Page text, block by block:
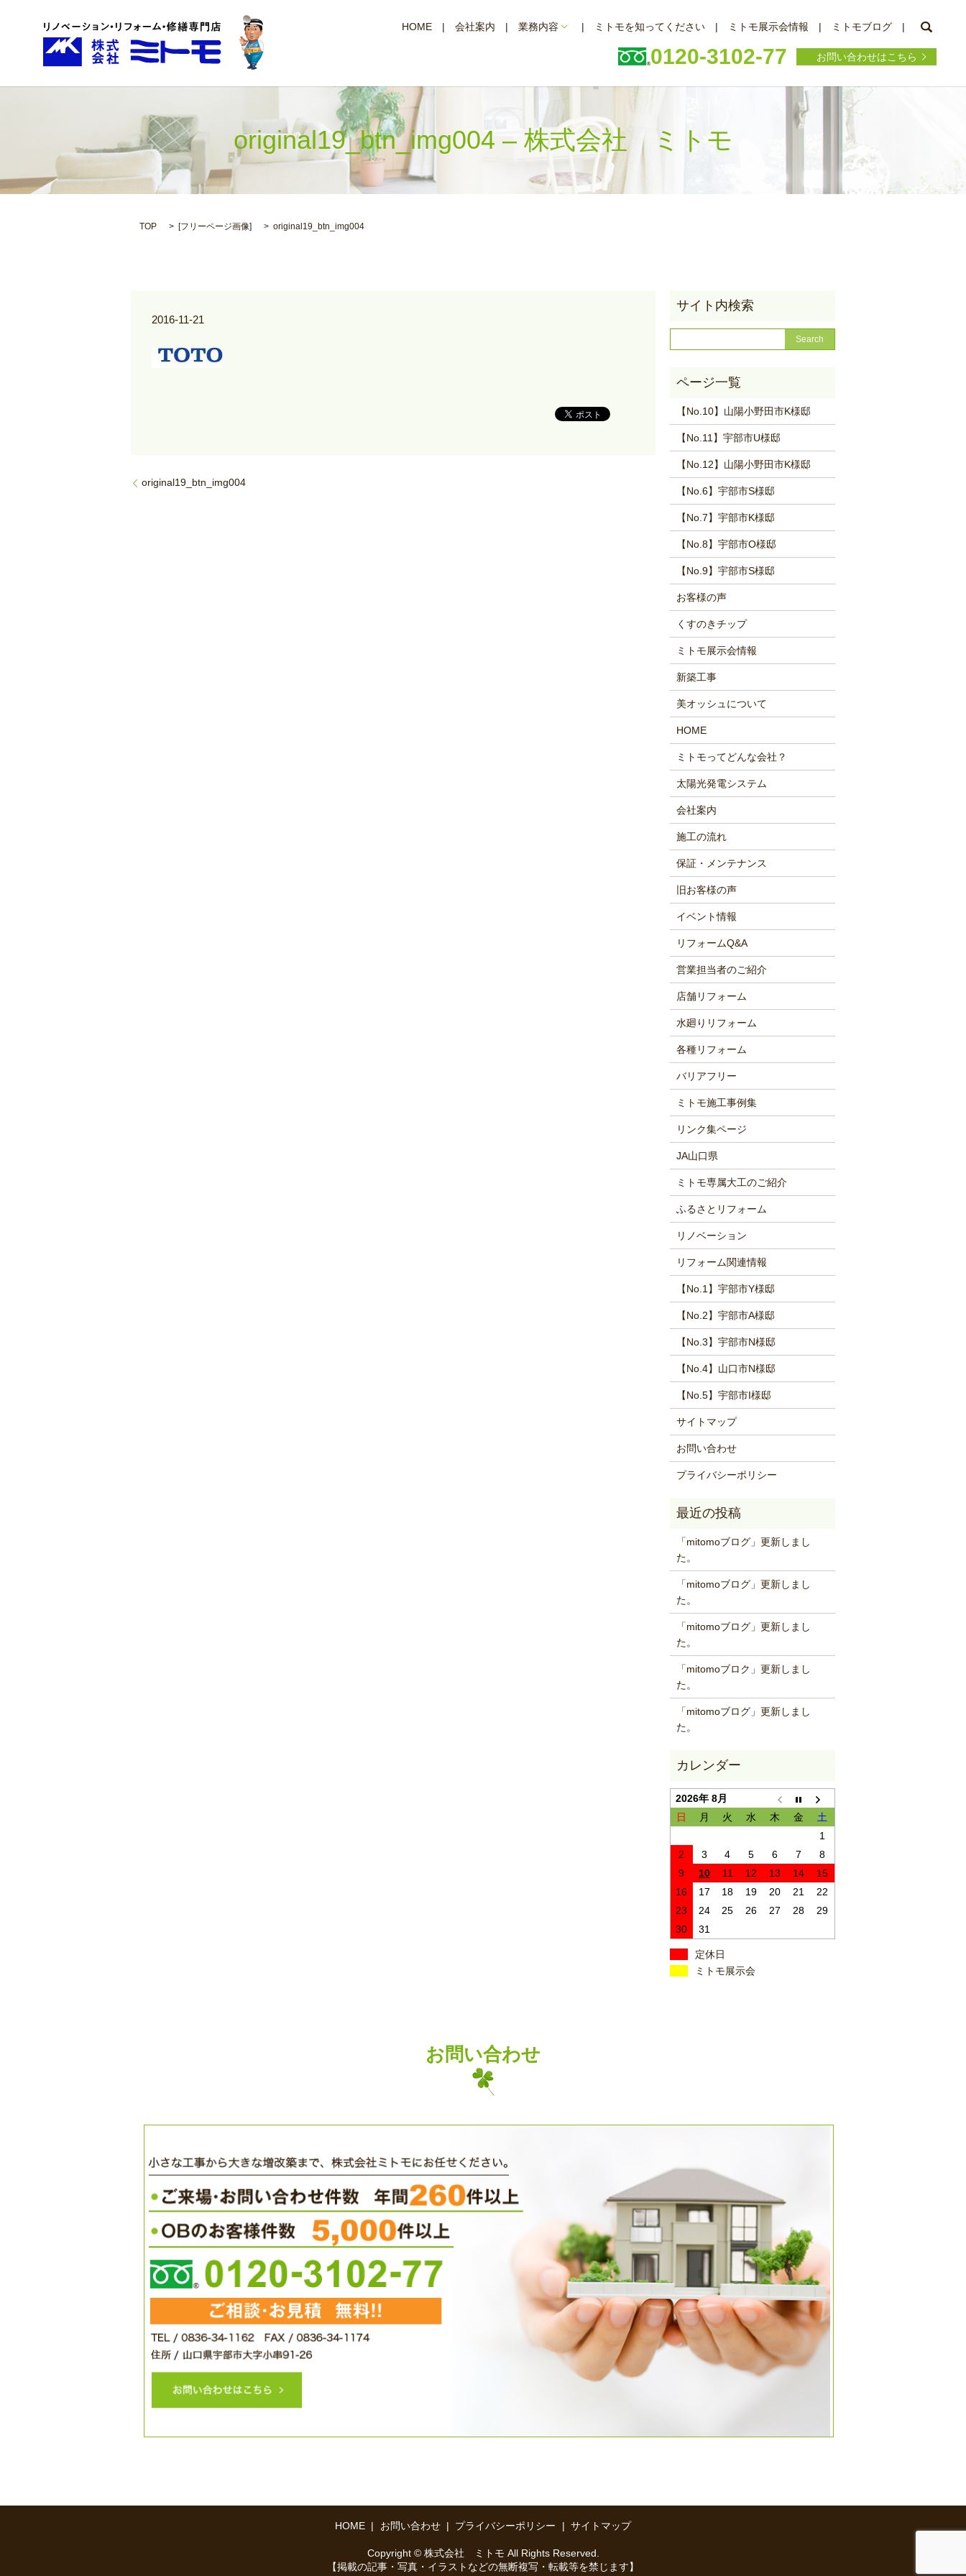
HOME 会社案内 業務内容 ミトモを知ってください ミトモ展示会情報 ミトモブログ
0120-3102-77 お問い合わせはこちら
original19_btn_img004 – 株式会社 ミトモ
TOP [フリーページ画像] original19_btn_img004
2016-11-21
original19_btn_img004
【No.10】山陽小野田市K様邸
【No.11】宇部市U様邸
【No.12】山陽小野田市K様邸
【No.6】宇部市S様邸
【No.7】宇部市K様邸
【No.8】宇部市O様邸
【No.9】宇部市S様邸
お客様の声
くすのきチップ
ミトモ展示会情報
新築工事
美オッシュについて
HOME
ミトモってどんな会社？
太陽光発電システム
会社案内
施工の流れ
保証・メンテナンス
旧お客様の声
イベント情報
リフォームQ&A
営業担当者のご紹介
店舗リフォーム
水廻りリフォーム
各種リフォーム
バリアフリー
ミトモ施工事例集
リンク集ページ
JA山口県
ミトモ専属大工のご紹介
ふるさとリフォーム
リノベーション
リフォーム関連情報
【No.1】宇部市Y様邸
【No.2】宇部市A様邸
【No.3】宇部市N様邸
【No.4】山口市N様邸
【No.5】宇部市I様邸
サイトマップ
お問い合わせ
プライバシーポリシー
「mitomoブログ」更新しまし
た。
「mitomoブログ」更新しまし
た。
「mitomoブログ」更新しまし
た。
「mitomoブロク」更新しまし
た。
「mitomoブログ」更新しまし
た。
2026年 8月
日
月 火 水 木 金
土
1
2
3 4 5 6 7
8
9
10 11 12 13 14
15
16
17 18 19 20 21
22
23
24 25 26 27 28
29
30
31
定休日
ミトモ展示会
お問い合わせ
HOME お問い合わせ プライバシーポリシー サイトマップ
Copyright © 株式会社 ミトモ All Rights Reserved.
【掲載の記事・写真・イラストなどの無断複写・転載等を禁じます】